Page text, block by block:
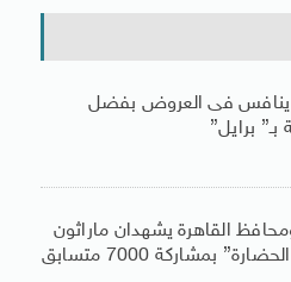
فى العروض بفضل
برايل”
القاهرة يشهدان ماراثون
بمشاركة 7000 متسابق